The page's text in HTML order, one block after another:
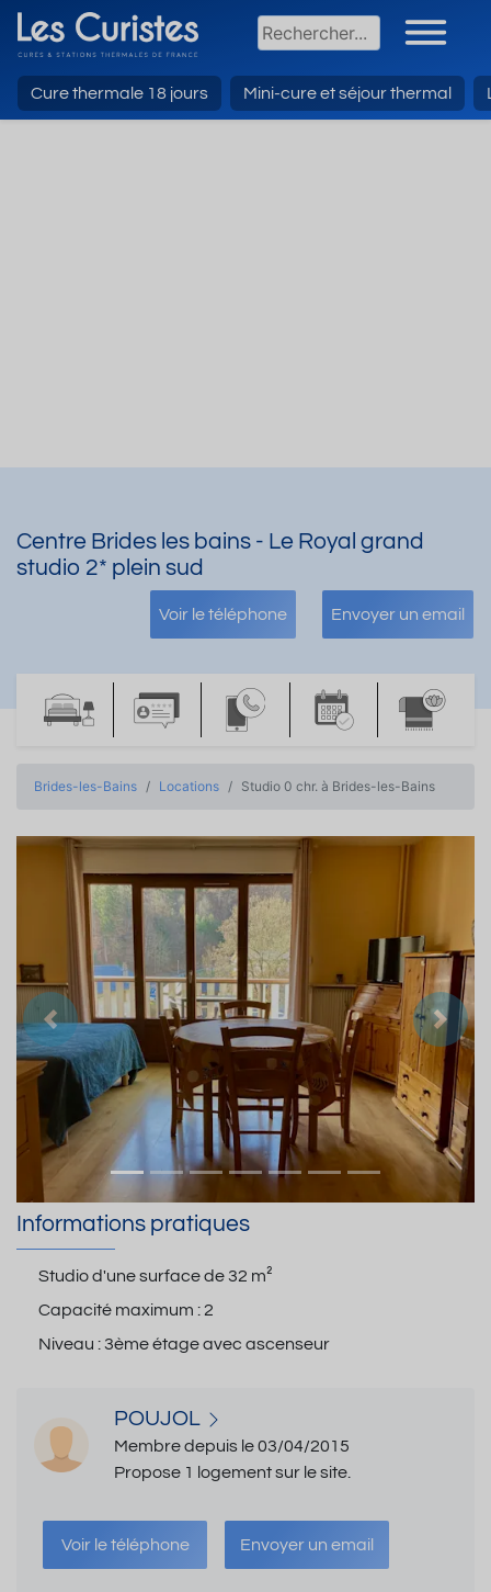
Cure thermale 18 jours Mini-cure et séjour thermal
Centre Brides les bains - Le Royal grand
studio 2* plein sud
Voir le téléphone Envoyer un email
Brides-les-Bains Locations Studio 0 chr. à Brides-les-Bains
Précedent
Informations pratiques
Studio d'une surface de32 m²
Capacité maximum :2
Niveau :3ème étage avec ascenseur
POUJOL
Membre depuis le 03/04/2015
Propose 1 logement sur le site.
Voir le téléphone Envoyer un email